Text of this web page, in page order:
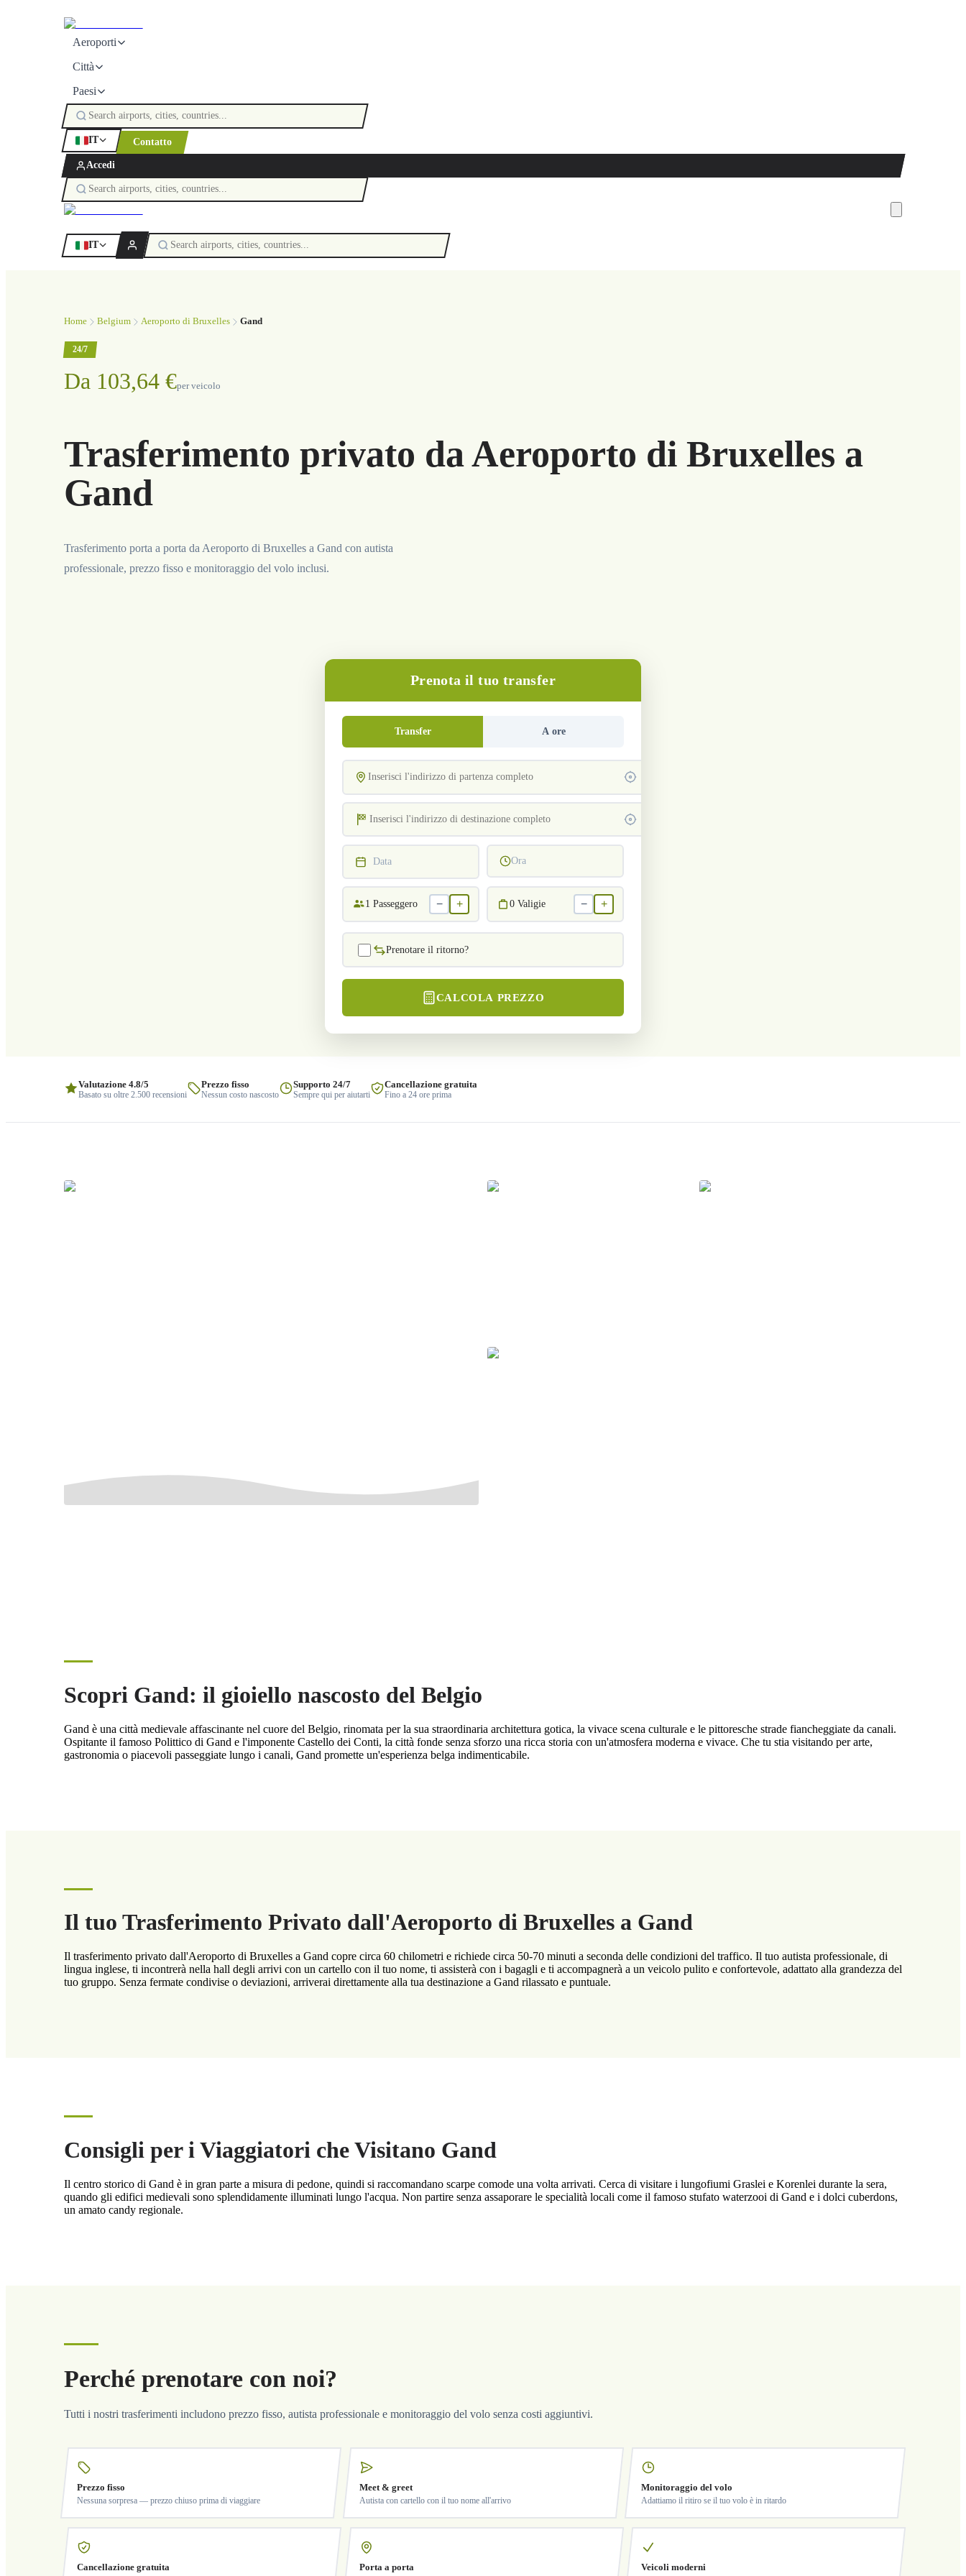
Aeroporti
Città
Paesi
IT Contatto
Accedi
IT
Home Belgium Aeroporto di Bruxelles Gand
24/7
Da 103,64 €per veicolo
Trasferimento privato da Aeroporto di Bruxelles a
Gand
Trasferimento porta a porta da Aeroporto di Bruxelles a Gand con autista
professionale, prezzo fisso e monitoraggio del volo inclusi.
Prenota il tuo transfer
Transfer A ore
Data Ora
1 Passeggero − + 0 Valigie − +
Prenotare il ritorno?
CALCOLA PREZZO
Valutazione 4.8/5
Basato su oltre 2.500 recensioni
Prezzo fisso
Nessun costo nascosto
Supporto 24/7
Sempre qui per aiutarti
Cancellazione gratuita
Fino a 24 ore prima
Scopri Gand: il gioiello nascosto del Belgio
Gand è una città medievale affascinante nel cuore del Belgio, rinomata per la sua straordinaria architettura gotica, la vivace scena culturale e le pittoresche strade fiancheggiate da canali.
Ospitante il famoso Polittico di Gand e l'imponente Castello dei Conti, la città fonde senza sforzo una ricca storia con un'atmosfera moderna e vivace. Che tu stia visitando per arte,
gastronomia o piacevoli passeggiate lungo i canali, Gand promette un'esperienza belga indimenticabile.
Il tuo Trasferimento Privato dall'Aeroporto di Bruxelles a Gand
Il trasferimento privato dall'Aeroporto di Bruxelles a Gand copre circa 60 chilometri e richiede circa 50-70 minuti a seconda delle condizioni del traffico. Il tuo autista professionale, di
lingua inglese, ti incontrerà nella hall degli arrivi con un cartello con il tuo nome, ti assisterà con i bagagli e ti accompagnerà a un veicolo pulito e confortevole, adattato alla grandezza del
tuo gruppo. Senza fermate condivise o deviazioni, arriverai direttamente alla tua destinazione a Gand rilassato e puntuale.
Consigli per i Viaggiatori che Visitano Gand
Il centro storico di Gand è in gran parte a misura di pedone, quindi si raccomandano scarpe comode una volta arrivati. Cerca di visitare i lungofiumi Graslei e Korenlei durante la sera,
quando gli edifici medievali sono splendidamente illuminati lungo l'acqua. Non partire senza assaporare le specialità locali come il famoso stufato waterzooi di Gand e i dolci cuberdons,
un amato candy regionale.
Perché prenotare con noi?
Tutti i nostri trasferimenti includono prezzo fisso, autista professionale e monitoraggio del volo senza costi aggiuntivi.
Prezzo fisso
Nessuna sorpresa — prezzo chiuso prima di viaggiare
Meet & greet
Autista con cartello con il tuo nome all'arrivo
Monitoraggio del volo
Adattiamo il ritiro se il tuo volo è in ritardo
Cancellazione gratuita Porta a porta Veicoli moderni